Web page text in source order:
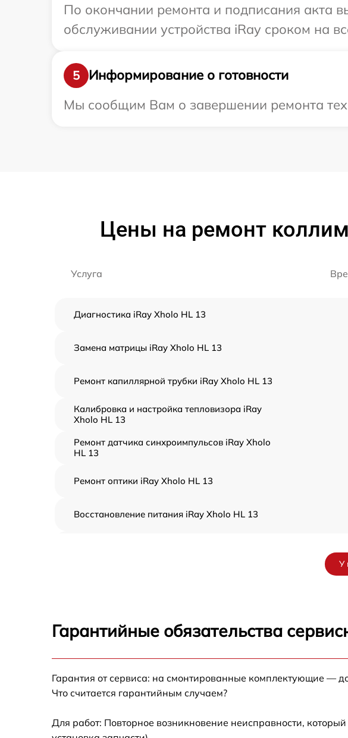
По окончании ремонта и подписания акта
обслуживании устройства iRay сроком на
5
Информирование о готовности
Мы сообщим Вам о завершении ремонта
Цены на ремонт
Услуга
Диагностика iRay Xholo HL 13
Замена матрицы iRay Xholo HL 13
Ремонт капиллярной трубки iRay Xholo HL 13
Калибровка и настройка тепловизора iRay
Xholo HL 13
Ремонт датчика синхроимпульсов iRay Xholo
HL 13
Ремонт оптики iRay Xholo HL 13
Восстановление питания iRay Xholo HL 13
У
Гарантийные обязательства
Гарантия от сервиса: на смонтированные комплектующие —
Что считается гарантийным случаем?
Для работ: Повторное возникновение неисправности,